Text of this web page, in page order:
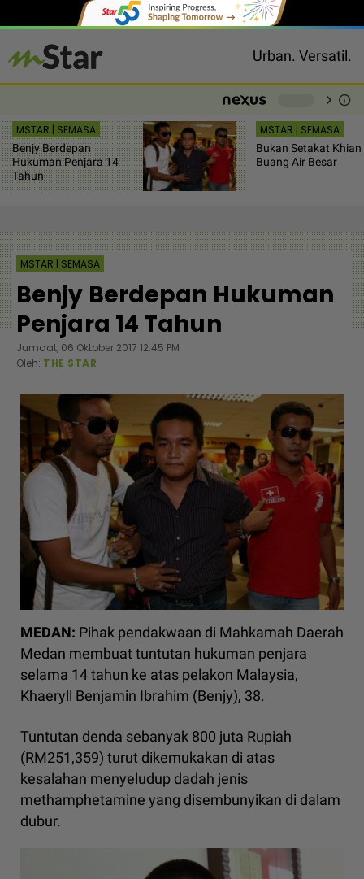
Urban. Versatil.
chevron_right info
MSTAR | SEMASA
Benjy Berdepan
Hukuman Penjara 14
Tahun
MSTAR | SEMASA
Bukan Setakat
Buang Air Besar
MSTAR | SEMASA
Benjy Berdepan Hukuman
Penjara 14 Tahun
Jumaat, 06 Oktober 2017 12:45 PM
Oleh: THE STAR
MEDAN: Pihak pendakwaan di Mahkamah Daerah
Medan membuat tuntutan hukuman penjara
selama 14 tahun ke atas pelakon Malaysia,
Khaeryll Benjamin Ibrahim (Benjy), 38.
Tuntutan denda sebanyak 800 juta Rupiah
(RM251,359) turut dikemukakan di atas
kesalahan menyeludup dadah jenis
methamphetamine yang disembunyikan di dalam
dubur.